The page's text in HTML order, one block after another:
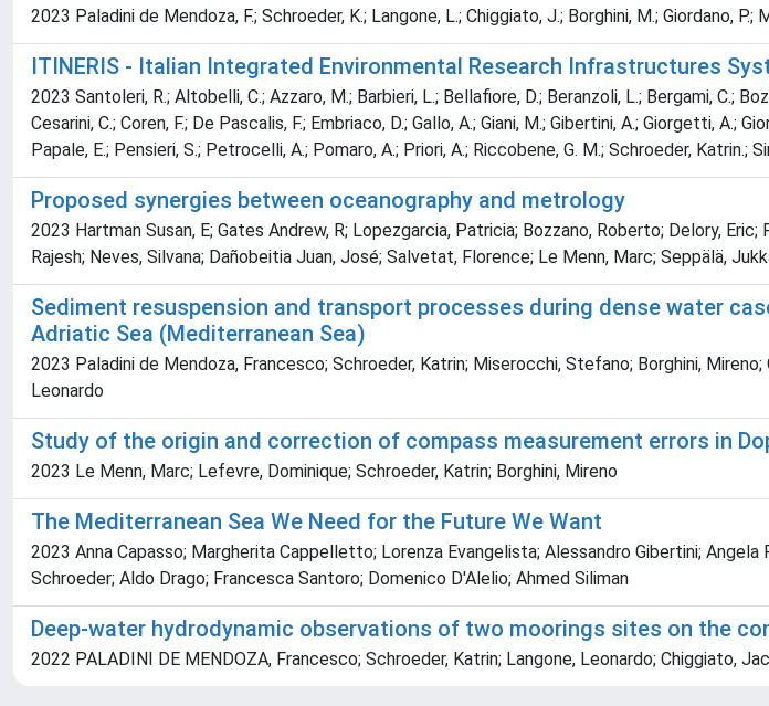
2023 Paladini de Mendoza, F.; Schroeder, K.; Langone, L.; Chiggiato, J.; Borghini, M.; Giordano, P.;
ITINERIS - Italian Integrated Environmental Research Infrastructures
2023 Santoleri, R.; Altobelli, C.; Azzaro, M.; Barbieri, L.; Bellafiore, D.; Beranzoli, L.; Bergami, C.;
Cesarini, C.; Coren, F.; De Pascalis, F.; Embriaco, D.; Gallo, A.; Giani, M.; Gibertini, A.; Giorgetti, A.;
Papale, E.; Pensieri, S.; Petrocelli, A.; Pomaro, A.; Priori, A.; Riccobene, G. M.; Schroeder, Katrin.;
Proposed synergies between oceanography and metrology
2023 Hartman Susan, E; Gates Andrew, R; Lopezgarcia, Patricia; Bozzano, Roberto; Delory,
Rajesh; Neves, Silvana; Dañobeitia Juan, José; Salvetat, Florence; Le Menn, Marc; Seppälä,
Sediment resuspension and transport processes during dense water
Adriatic Sea (Mediterranean Sea)
2023 Paladini de Mendoza, Francesco; Schroeder, Katrin; Miserocchi, Stefano; Borghini,
Leonardo
Study of the origin and correction of compass measurement errors in
2023 Le Menn, Marc; Lefevre, Dominique; Schroeder, Katrin; Borghini, Mireno
The Mediterranean Sea We Need for the Future We Want
2023 Anna Capasso; Margherita Cappelletto; Lorenza Evangelista; Alessandro Gibertini;
Schroeder; Aldo Drago; Francesca Santoro; Domenico D'Alelio; Ahmed Siliman
Deep-water hydrodynamic observations of two moorings sites on the
2022 PALADINI DE MENDOZA, Francesco; Schroeder, Katrin; Langone, Leonardo; Chiggiato,